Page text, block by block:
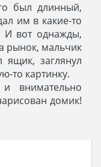
был длинный,
им в какие-то
И вот однажды,
рынок, мальчик
ящик, заглянул
то картинку.
внимательно
домик!